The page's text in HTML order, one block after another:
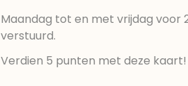
Maandag tot en met vrijdag voor
verstuurd.
Verdien 5 punten met deze kaart!